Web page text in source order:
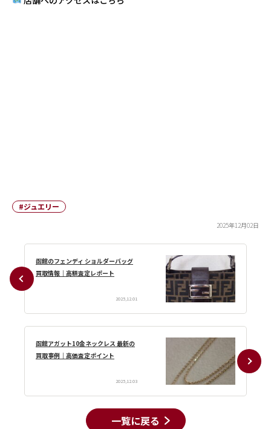
#ジュエリー
2025年12月02日
函館のフェンディ ショルダーバッグ
買取情報｜高額査定レポート
2025,12.01
函館アガット10金ネックレス 最新の
買取事例｜高価査定ポイント
2025,12.03
一覧に戻る